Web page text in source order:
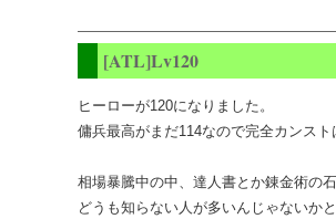
[ATL]Lv120
ヒーローが120になりました。
傭兵最高がまだ114なので完全カンス
相場暴騰中の中、達人書とか錬金術の
どうも知らない人が多いんじゃないか